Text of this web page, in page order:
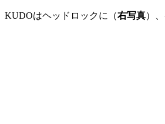
KUDOはヘッドロックに（右写真）